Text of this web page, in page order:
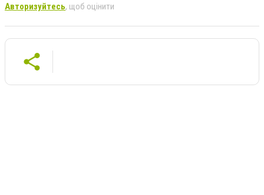
Авторизуйтесь, щоб оцінити